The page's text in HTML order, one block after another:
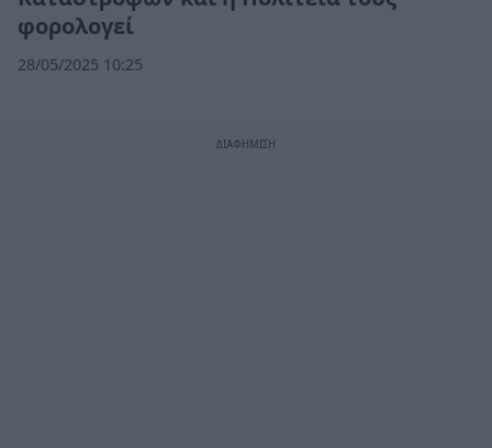
φορολογεί
28/05/2025 10:25